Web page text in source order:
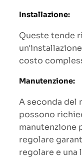
Installazione:
Queste tende
costo
Manutenzione:
A seconda del
possono
manutenzione
regolare
regolare e una